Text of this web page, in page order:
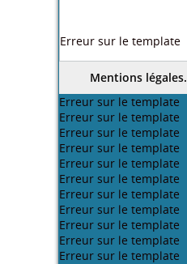
Erreur sur le template
Mentions légales.
Erreur sur le template
Erreur sur le template
Erreur sur le template
Erreur sur le template
Erreur sur le template
Erreur sur le template
Erreur sur le template
Erreur sur le template
Erreur sur le template
Erreur sur le template
Erreur sur le template